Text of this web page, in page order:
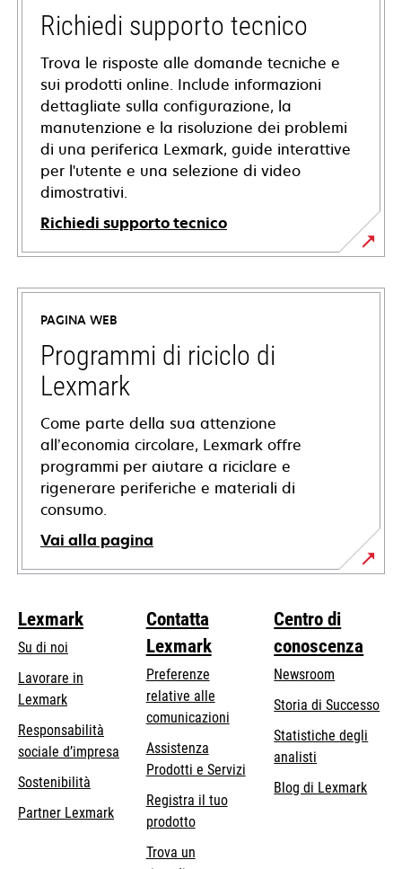
Richiedi supporto tecnico
Trova le risposte alle domande tecniche e
sui prodotti online. Include informazioni
dettagliate sulla configurazione, la
manutenzione e la risoluzione dei problemi
di una periferica Lexmark, guide interattive
per l'utente e una selezione di video
dimostrativi.
Richiedi supporto tecnico
si
apre
una
nuova
scheda
PAGINA WEB
Programmi di riciclo di
Lexmark
Come parte della sua attenzione
all’economia circolare, Lexmark offre
programmi per aiutare a riciclare e
rigenerare periferiche e materiali di
consumo.
Vai alla pagina
Lexmark
Su di noi
Lavorare in
Lexmark
Responsabilità
sociale d’impresa
scheda
Sostenibilità
Partner Lexmark
Contatta
Lexmark
Preferenze
relative alle
comunicazioni
Assistenza
Prodotti e Servizi
Registra il tuo
prodotto
Trova un
Centro di
conoscenza
Newsroom
Storia di Successo
Statistiche degli
analisti
Blog di Lexmark